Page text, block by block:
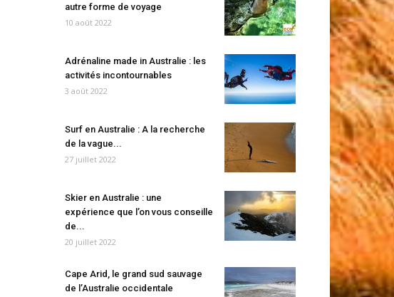
autre forme de voyage
10 août 2022
Adrénaline made in Australie : les
activités incontournables
3 août 2022
Surf en Australie : A la recherche
de la vague...
27 juillet 2022
Skier en Australie : une
expérience que l’on vous conseille
de...
20 juillet 2022
Cape Arid, le grand sud sauvage
de l’Australie occidentale